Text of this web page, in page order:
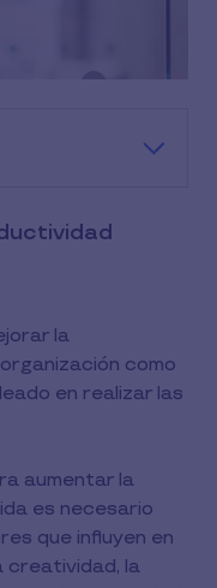
la
como
en realizar las
aumentar la
es necesario
que influyen en
creatividad, la